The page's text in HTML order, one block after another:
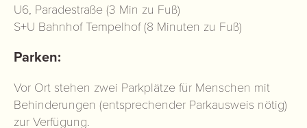
U6, Paradestraße (3 Min zu Fuß)
S+U Bahnhof Tempelhof (8 Minuten zu Fuß)
Parken:
Vor Ort stehen zwei Parkplätze für Menschen mit
Behinderungen (entsprechender Parkausweis nötig)
zur Verfügung.